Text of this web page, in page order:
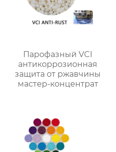
Парофазный VCI
антикоррозионная
защита от ржавчины
мастер-концентрат